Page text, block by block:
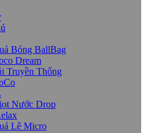
Bóng BallBag
Dream
Truyền Thống
Nước Drop
Lê Micro